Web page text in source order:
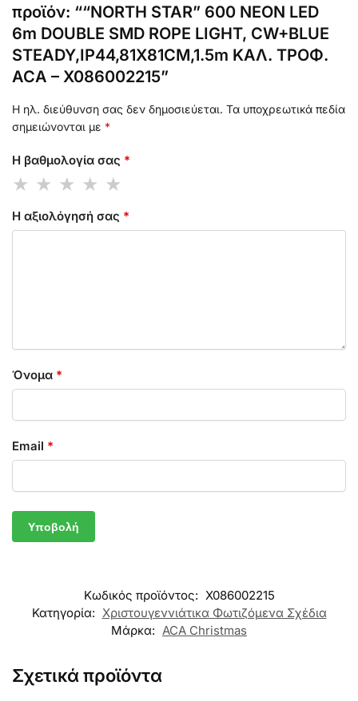
προϊόν: ““NORTH STAR” 600 NEON LED
6m DOUBLE SMD ROPE LIGHT, CW+BLUE
STEADY,IP44,81Χ81CM,1.5m ΚΑΛ. ΤΡΟΦ.
ACA – X086002215”
Η ηλ. διεύθυνση σας δεν δημοσιεύεται. Τα υποχρεωτικά πεδία
σημειώνονται με *
Η βαθμολογία σας *
Η αξιολόγησή σας *
Όνομα *
Email *
Κωδικός προϊόντος: X086002215
Κατηγορία: Χριστουγεννιάτικα Φωτιζόμενα Σχέδια
Μάρκα: ACA Christmas
Σχετικά προϊόντα